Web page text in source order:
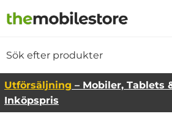
Startsidan för Danira
Utförsäljning – Mobiler, Tablets
Inköpspris